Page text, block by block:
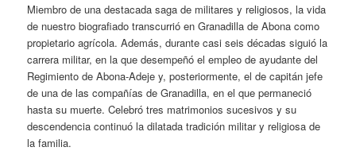
Miembro de una destacada saga de militares y religiosos, la vida
de nuestro biografiado transcurrió en Granadilla de Abona como
propietario agrícola. Además, durante casi seis décadas siguió la
carrera militar, en la que desempeñó el empleo de ayudante del
Regimiento de Abona-Adeje y, posteriormente, el de capitán jefe
de una de las compañías de Granadilla, en el que permaneció
hasta su muerte. Celebró tres matrimonios sucesivos y su
descendencia continuó la dilatada tradición militar y religiosa de
la familia.